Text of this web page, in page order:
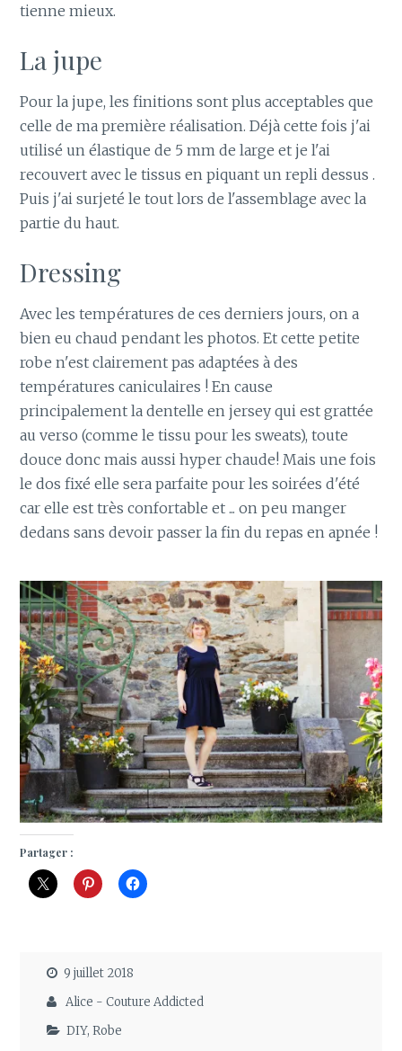
tienne mieux.
La jupe
Pour la jupe, les finitions sont plus acceptables que
celle de ma première réalisation. Déjà cette fois j'ai
utilisé un élastique de 5 mm de large et je l'ai
recouvert avec le tissus en piquant un repli dessus .
Puis j'ai surjeté le tout lors de l'assemblage avec la
partie du haut.
Dressing
Avec les températures de ces derniers jours, on a
bien eu chaud pendant les photos. Et cette petite
robe n'est clairement pas adaptées à des
températures caniculaires ! En cause
principalement la dentelle en jersey qui est grattée
au verso (comme le tissu pour les sweats), toute
douce donc mais aussi hyper chaude! Mais une fois
le dos fixé elle sera parfaite pour les soirées d'été
car elle est très confortable et ... on peu manger
dedans sans devoir passer la fin du repas en apnée !
Partager :
9 juillet 2018
Alice - Couture Addicted
DIY,Robe